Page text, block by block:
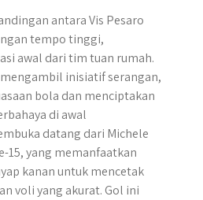
antara Vis Pesaro
tempo tinggi,
awal dari tim tuan rumah.
inisiatif serangan,
bola dan menciptakan
di awal
datang dari Michele
15, yang memanfaatkan
kanan untuk mencetak
voli yang akurat. Gol ini